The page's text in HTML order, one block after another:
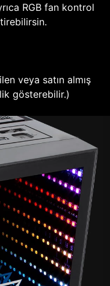
RGB fan kontrol
veya satın almış
gösterebilir.)